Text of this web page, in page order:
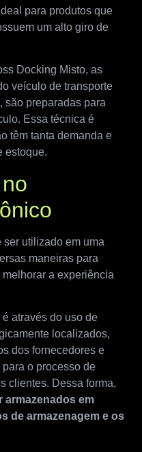
para produtos que
um alto giro de
Docking Misto, as
veículo de transporte
são preparadas para
Essa técnica é
têm tanta demanda e
estoque.
utilizado em uma
maneiras para
a experiência
através do uso de
localizados,
dos fornecedores e
o processo de
clientes. Dessa forma,
armazenados em
de armazenagem e os